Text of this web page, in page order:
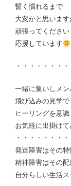
暫く慣れるまで
大変かと思います
頑張ってください
応援しています
・・・・・・・
一緒に集いしメン
飛び込みの見学で
ヒーリングを意識
お気軽に出掛けて
・・・・・・・
発達障害はその特
精神障害はその配
自分らしい生活ス